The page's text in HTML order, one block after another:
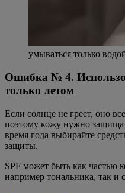
умываться только
Ошибка № 4.
только летом
Если солнце не греет, оно
поэтому кожу нужно
время года выбирайте
защиты.
SPF может быть как частью
например тональника, так и